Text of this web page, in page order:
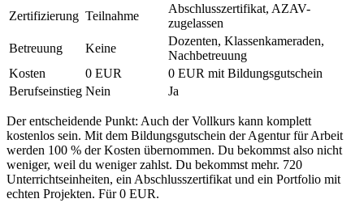
Zertifizierung Teilnahme
Abschlusszertifikat, AZAV-
zugelassen
Betreuung
Keine
Dozenten, Klassenkameraden,
Nachbetreuung
Kosten
0 EUR
0 EUR mit Bildungsgutschein
Berufseinstieg Nein Ja
Der entscheidende Punkt: Auch der Vollkurs kann komplett
kostenlos sein. Mit dem Bildungsgutschein der Agentur für Arbeit
werden 100 % der Kosten übernommen. Du bekommst also nicht
weniger, weil du weniger zahlst. Du bekommst mehr. 720
Unterrichtseinheiten, ein Abschlusszertifikat und ein Portfolio mit
echten Projekten. Für 0 EUR.